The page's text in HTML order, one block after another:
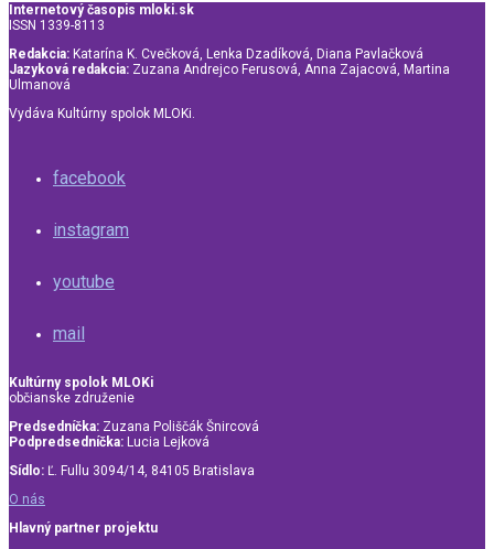
Internetový časopis mloki.sk
ISSN 1339-8113
Redakcia: Katarína K. Cvečková, Lenka Dzadíková, Diana Pavlačková
Jazyková redakcia: Zuzana Andrejco Ferusová, Anna Zajacová, Martina
Ulmanová
Vydáva Kultúrny spolok MLOKi.
facebook
instagram
youtube
mail
Kultúrny spolok MLOKi
občianske združenie
Predsedníčka: Zuzana Poliščák Šnircová
Podpredsedníčka: Lucia Lejková
Sídlo: Ľ. Fullu 3094/14, 84105 Bratislava
O nás
Hlavný partner projektu